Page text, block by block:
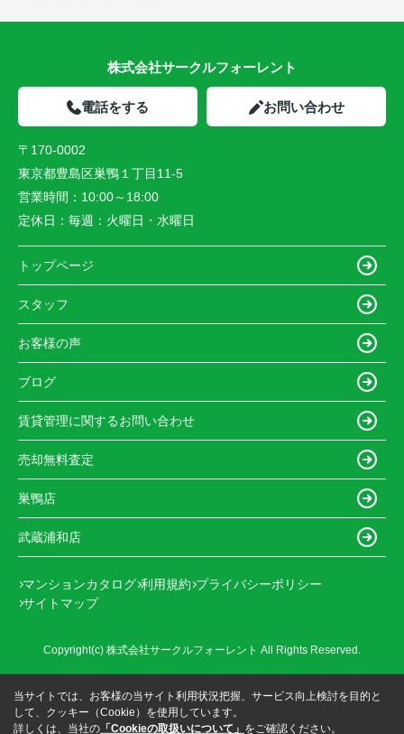
株式会社サークルフォーレント
電話をする お問い合わせ
〒170-0002
東京都豊島区巣鴨１丁目11-5
営業時間： 10:00～18:00
定休日： 毎週：火曜日・水曜日
トップページ
スタッフ
お客様の声
ブログ
賃貸管理に関するお問い合わせ
売却無料査定
巣鴨店
武蔵浦和店
マンションカタログ 利用規約 プライバシーポリシー
サイトマップ
Copyright(c) 株式会社サークルフォーレント All Rights Reserved.
当サイトでは、お客様の当サイト利用状況把握、サービス向上検討を目的と
して、クッキー（Cookie）を使用しています。
詳しくは、当社の 「Cookieの取扱いについて」 をご確認ください。